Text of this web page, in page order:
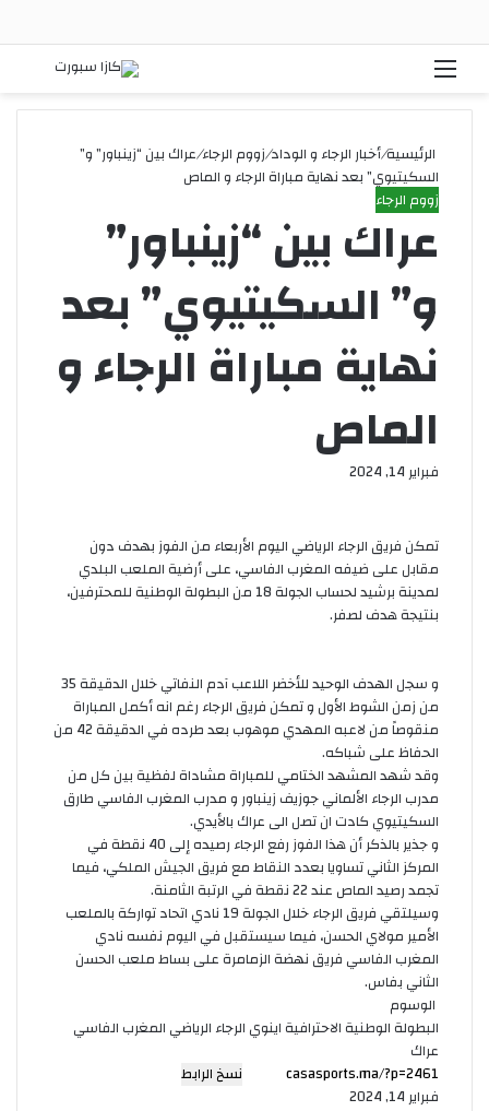
الرئيسية/أخبار الرجاء و الوداد/زووم الرجاء/عراك بين “زينباور” و”
السكيتيوي” بعد نهاية مباراة الرجاء و الماص
زووم الرجاء
عراك بين “زينباور”
و” السكيتيوي” بعد
نهاية مباراة الرجاء و
الماص
فبراير 14, 2024
تمكن فريق الرجاء الرياضي اليوم الأربعاء من الفوز بهدف دون
مقابل على ضيفه المغرب الفاسي، على أرضية الملعب البلدي
لمدينة برشيد لحساب الجولة 18 من البطولة الوطنية للمحترفين،
بنتيجة هدف لصفر.
و سجل الهدف الوحيد للأخضر اللاعب آدم النفاتي خلال الدقيقة 35
من زمن الشوط الأول و تمكن فريق الرجاء رغم انه أكمل المباراة
منقوصاً من لاعبه المهدي موهوب بعد طرده في الدقيقة 42 من
الحفاظ على شباكه.
وقد شهد المشهد الختامي للمباراة مشاداة لفظية بين كل من
مدرب الرجاء الألماني جوزيف زينباور و مدرب المغرب الفاسي طارق
السكيتيوي كادت ان تصل الى عراك بالأيدي.
و جذير بالذكر أن هذا الفوز رفع الرجاء رصيده إلى 40 نقطة في
المركز الثاني تساويا بعدد النقاط مع فريق الجيش الملكي، فيما
تجمد رصيد الماص عند 22 نقطة في الرتبة الثامنة.
وسيلتقي فريق الرجاء خلال الجولة 19 نادي اتحاد تواركة بالملعب
الأمير مولاي الحسن، فيما سيستقبل في اليوم نفسه نادي
المغرب الفاسي فريق نهضة الزمامرة على بساط ملعب الحسن
الثاني بفاس.
الوسوم
البطولة الوطنية الاحترافية اينوي الرجاء الرياضي المغرب الفاسي
عراك
نسخ الرابط
فبراير 14, 2024